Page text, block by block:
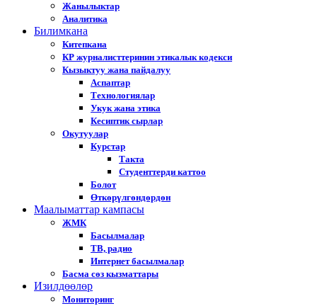
Жанылыктар
Аналитика
Билимкана
Китепкана
КР журналисттеринин этикалык кодекси
Кызыктуу жана пайдалуу
Аспаптар
Технологиялар
Укук жана этика
Кесиптик сырлар
Окутуулар
Курстар
Такта
Студенттерди каттоо
Болот
Өткөрүлгөндөрдөн
Маалыматтар кампасы
ЖМК
Басылмалар
ТВ, радио
Интернет басылмалар
Басма сөз кызматтары
Изилдөөлөр
Мониторинг